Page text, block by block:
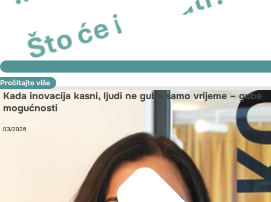
Pročitajte više
Kada inovacija kasni, ljudi ne gube samo vrijeme – gube
mogućnosti
03/2026